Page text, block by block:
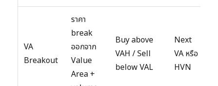
VA
Breakout
ราคา
break
ออกจาก
Value
Area +
Buy above
VAH / Sell
below VAL
Next
VA หรือ
HVN